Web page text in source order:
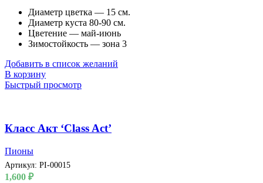
Диаметр цветка — 15 см.
Диаметр куста 80-90 см.
Цветение — май-июнь
Зимостойкость — зона 3
Добавить в список желаний
В корзину
Быстрый просмотр
Класс Акт ‘Class Act’
Пионы
Артикул: PI-00015
1,600 ₽